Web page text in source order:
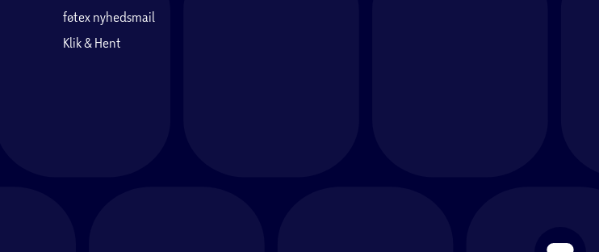
føtex nyhedsmail
Klik & Hent